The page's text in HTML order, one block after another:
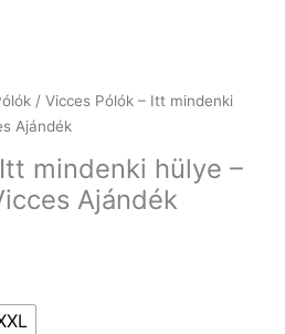
/ Vicces Pólók – Itt mindenki
Ajándék
mindenki hülye –
Ajándék